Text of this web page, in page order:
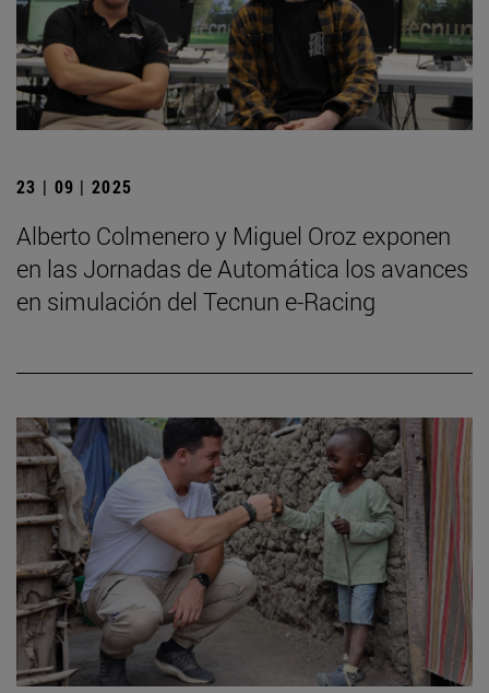
23 | 09 | 2025
Alberto Colmenero y Miguel Oroz exponen
en las Jornadas de Automática los avances
en simulación del Tecnun e-Racing